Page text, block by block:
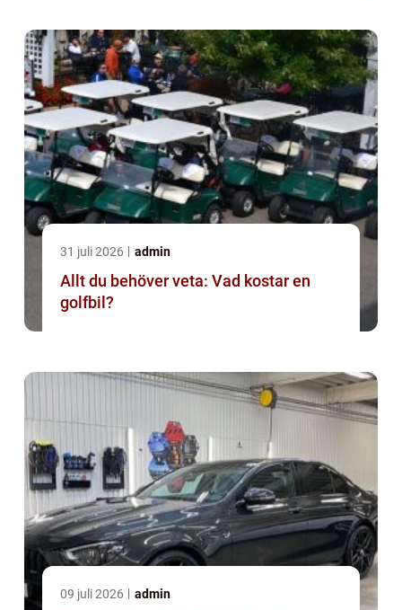
31 juli 2026 admin
Allt du behöver veta: Vad kostar en
golfbil?
09 juli 2026 admin